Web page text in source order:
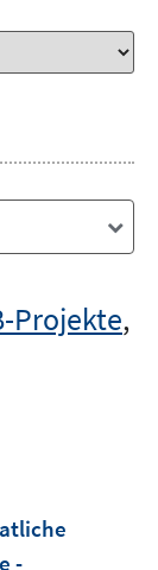
Projekte,
-